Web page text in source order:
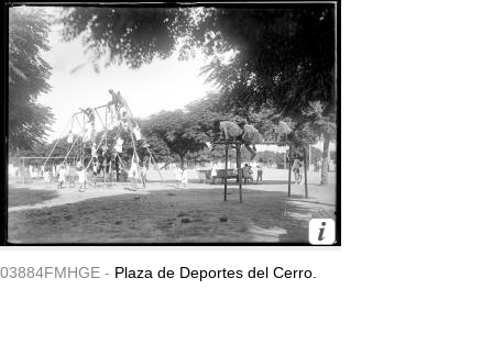
03884FMHGE - Plaza de Deportes del Cerro.